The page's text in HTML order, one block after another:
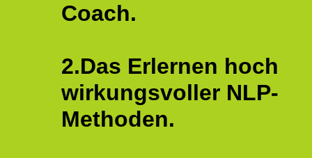
Coach.
2.Das Erlernen hoch
wirkungsvoller NLP-
Methoden.